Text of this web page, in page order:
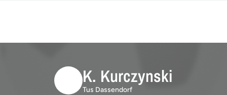
K. Kurczynski
Tus Dassendorf